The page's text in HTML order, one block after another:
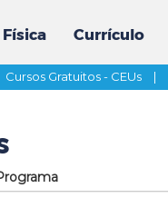
Currículo
Cursos Gratuitos - CEUs |